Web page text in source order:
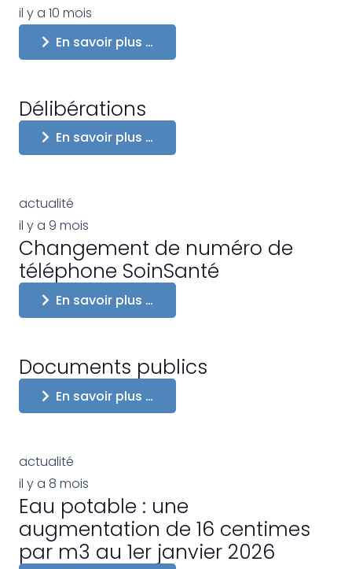
il y a 10 mois
En savoir plus …
Délibérations
En savoir plus …
actualité
il y a 9 mois
Changement de numéro de
téléphone SoinSanté
En savoir plus …
Documents publics
En savoir plus …
actualité
il y a 8 mois
Eau potable : une
augmentation de 16 centimes
par m3 au 1er janvier 2026